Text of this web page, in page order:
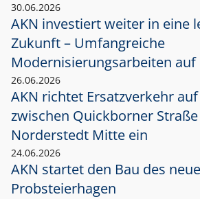
30.06.2026
AKN investiert weiter in eine
Zukunft – Umfangreiche
Modernisierungsarbeiten auf
26.06.2026
AKN richtet Ersatzverkehr
zwischen Quickborner
Norderstedt Mitte ein
24.06.2026
AKN startet den Bau des
Probsteierhagen